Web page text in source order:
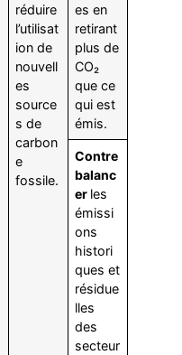
réduire
l’utilisat
ion de
nouvell
es
source
s de
carbon
e
fossile.
es en
retirant
plus de
CO₂
que ce
qui est
émis.
Contre
balanc
er les
émissi
ons
histori
ques et
résidue
lles
des
secteur